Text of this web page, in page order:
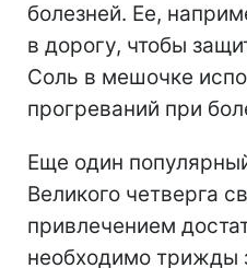
болезней. Ее,
в дорогу, чтобы
Соль в мешочке
прогреваний при
Еще один
Великого четверга
привлечением
необходимо трижды